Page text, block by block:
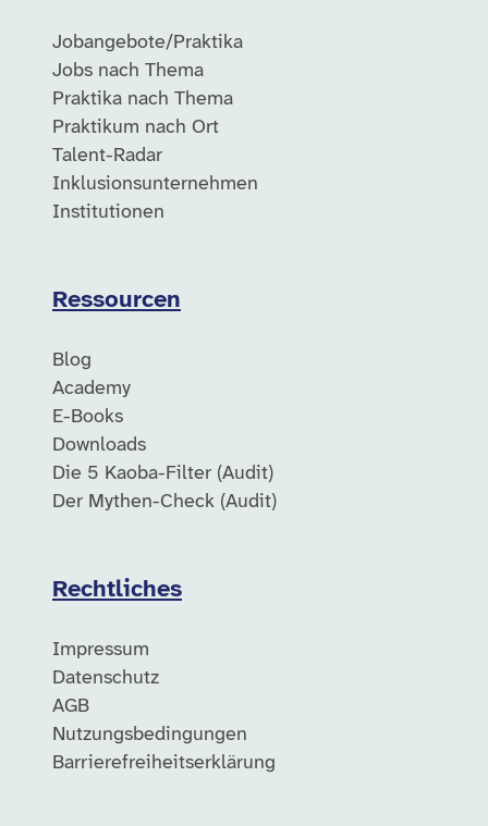
Jobangebote/Praktika
Jobs nach Thema
Praktika nach Thema
Praktikum nach Ort
Talent-Radar
Inklusionsunternehmen
Institutionen
Ressourcen
Blog
Academy
E-Books
Downloads
Die 5 Kaoba-Filter (Audit)
Der Mythen-Check (Audit)
Rechtliches
Impressum
Datenschutz
AGB
Nutzungsbedingungen
Barrierefreiheitserklärung